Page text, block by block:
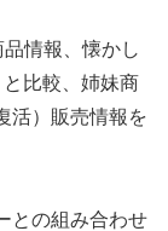
品情報、懐かし
比較、姉妹商
活）販売情報を
との組み合わせ